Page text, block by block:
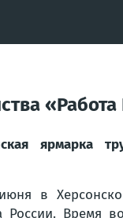
«Работа
ярмарка
в
России. Время